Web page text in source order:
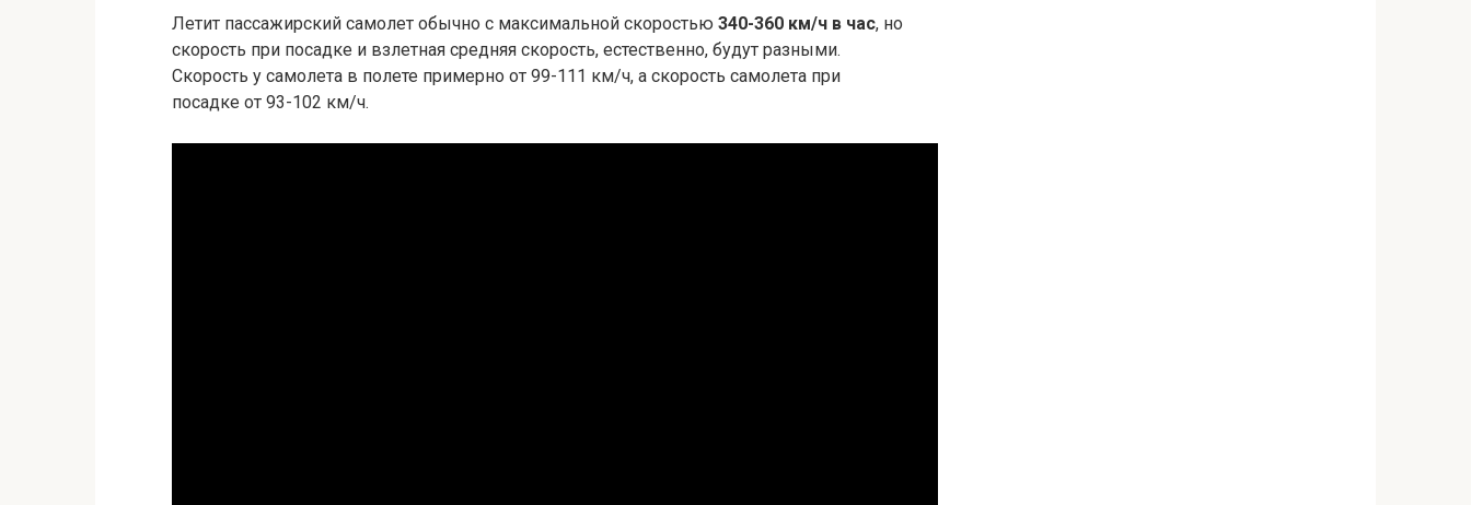
Летит пассажирский самолет обычно с максимальной скоростью 340-360 км/ч в час, но
скорость при посадке и взлетная средняя скорость, естественно, будут разными.
Скорость у самолета в полете примерно от 99-111 км/ч, а скорость самолета при
посадке от 93-102 км/ч.